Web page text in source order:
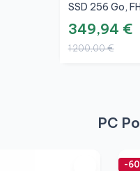
SSD 256 Go,
349,94 €
1 200,00 €
PC
-